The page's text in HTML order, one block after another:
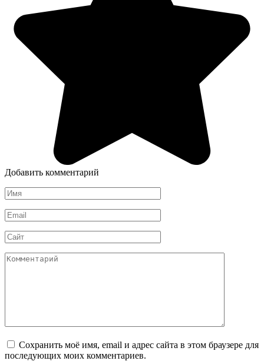
Добавить комментарий
Имя
*
Email
*
Сайт
Комментарий
Сохранить моё имя, email и адрес сайта в этом браузере для
последующих моих комментариев.